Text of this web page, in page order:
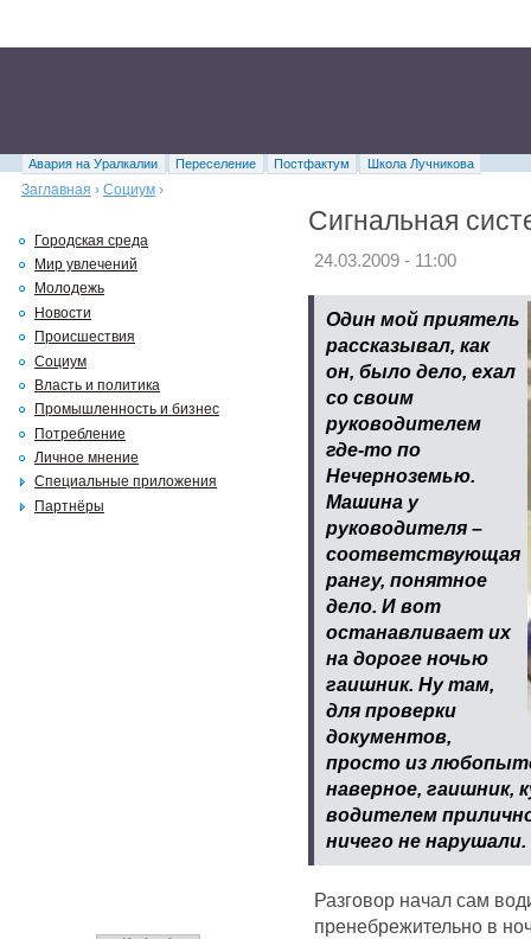
Авария на Уралкалии Переселение Постфактум
Школа Лучникова
Заглавная › Социум ›
Сигнальная
24.03.2009 - 11:00
Один мой приятель
рассказывал, как
он, было дело, ехал
со своим
руководителем
где-то по
Нечерноземью.
Машина у
руководителя –
соответствующая
рангу, понятное
дело. И вот
останавливает их
на дороге ночью
гаишник. Ну там,
для проверки
документов,
просто из
наверное, гаишник,
водителем
ничего не нарушали.
Разговор начал сам
пренебрежительно в
Городская среда
Мир увлечений
Молодежь
Новости
Происшествия
Социум
Власть и политика
Промышленность и бизнес
Потребление
Личное мнение
Специальные приложения
Партнёры